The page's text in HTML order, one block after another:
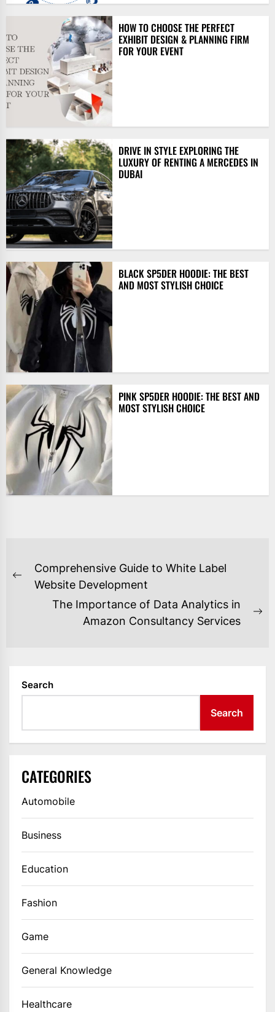
HOW TO CHOOSE THE PERFECT
EXHIBIT DESIGN & PLANNING FIRM
FOR YOUR EVENT
DRIVE IN STYLE EXPLORING THE
LUXURY OF RENTING A MERCEDES IN
DUBAI
BLACK SP5DER HOODIE: THE BEST
AND MOST STYLISH CHOICE
PINK SP5DER HOODIE: THE BEST AND
MOST STYLISH CHOICE
POST
NAVIGATION
Previous
Comprehensive Guide to White Label
Website Development
The Importance of Data Analytics in
Amazon Consultancy Services
Search
Search
CATEGORIES
Automobile
Business
Education
Fashion
Game
General Knowledge
Healthcare